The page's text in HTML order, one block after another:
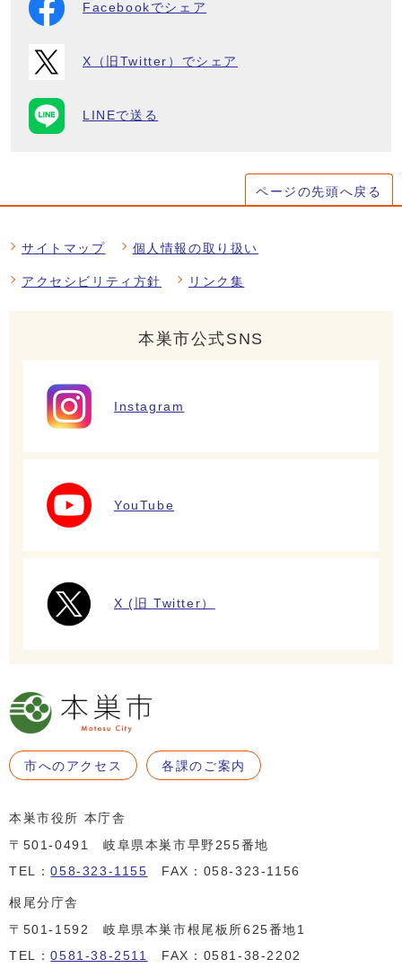
Facebookでシェア
X（旧Twitter）でシェア
LINEで送る
ページの先頭へ戻る
サイトマップ 個人情報の取り扱い
アクセシビリティ方針 リンク集
本巣市公式SNS
Instagram
YouTube
X (旧 Twitter）
市へのアクセス 各課のご案内
本巣市役所 本庁舎
〒501-0491 岐阜県本巣市早野255番地
TEL：058-323-1155 FAX：058-323-1156
根尾分庁舎
〒501-1592 岐阜県本巣市根尾板所625番地1
TEL：0581-38-2511 FAX：0581-38-2202